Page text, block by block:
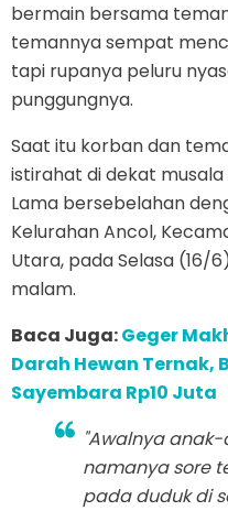
bermain bersama
temannya sempat
tapi rupanya peluru
punggungnya.
Saat itu korban dan
istirahat di dekat
Lama bersebelahan
Kelurahan Ancol,
Utara, pada Selasa (16/
malam.
Baca Juga:Geger
Darah Hewan Ternak,
Sayembara Rp10 Juta
"Awalnya
namanya sore
pada duduk di